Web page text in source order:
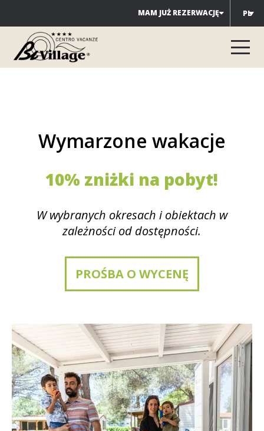
do
treści
MAM JUŻ REZERWACJĘ PL
Wymarzone wakacje
10% zniżki na pobyt!
W wybranych okresach i obiektach w
zależności od dostępności.
PROŚBA O WYCENĘ